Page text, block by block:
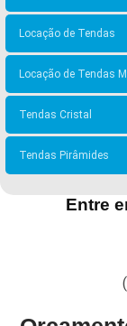
Locação de Tendas
Locação de Tendas
Tendas Cristal
Tendas Pirâmides
Entre